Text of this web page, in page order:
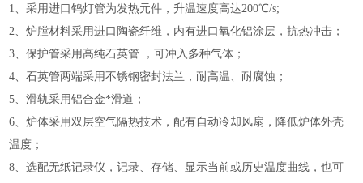
1、采用进口钨灯管为发热元件，升温速度高达200℃/s;
2、炉膛材料采用进口陶瓷纤维，内有进口氧化铝涂层，抗热冲击；
3、保护管采用高纯石英管 ，可冲入多种气体；
4、石英管两端采用不锈钢密封法兰，耐高温、耐腐蚀；
5、滑轨采用铝合金*滑道；
6、炉体采用双层空气隔热技术，配有自动冷却风扇，降低炉体外壳
温度；
8、选配无纸记录仪，记录、存储、显示当前或历史温度曲线，也可